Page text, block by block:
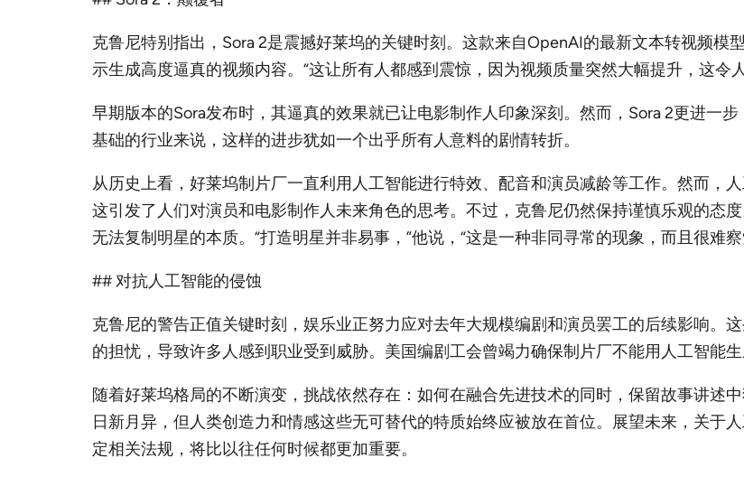
克鲁尼特别指出，Sora 2是震撼好莱坞的关键时刻。这款来自OpenAI的最新文本转视频模
示生成高度逼真的视频内容。“这让所有人都感到震惊，因为视频质量突然大幅提升，这令
早期版本的Sora发布时，其逼真的效果就已让电影制作人印象深刻。然而，Sora 2更进一
基础的行业来说，这样的进步犹如一个出乎所有人意料的剧情转折。
从历史上看，好莱坞制片厂一直利用人工智能进行特效、配音和演员减龄等工作。然而，
这引发了人们对演员和电影制作人未来角色的思考。不过，克鲁尼仍然保持谨慎乐观的态
无法复制明星的本质。“打造明星并非易事，”他说，“这是一种非同寻常的现象，而且很难察
## 对抗人工智能的侵蚀
克鲁尼的警告正值关键时刻，娱乐业正努力应对去年大规模编剧和演员罢工的后续影响。
的担忧，导致许多人感到职业受到威胁。美国编剧工会曾竭力确保制片厂不能用人工智能
随着好莱坞格局的不断演变，挑战依然存在：如何在融合先进技术的同时，保留故事讲述
日新月异，但人类创造力和情感这些无可替代的特质始终应被放在首位。展望未来，关于
定相关法规，将比以往任何时候都更加重要。